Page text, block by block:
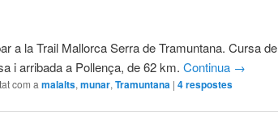
a la Trail Mallorca Serra de Tramuntana. Cursa de
i arribada a Pollença, de 62 km.Continua →
com a malalts,munar,Tramuntana |4respostes